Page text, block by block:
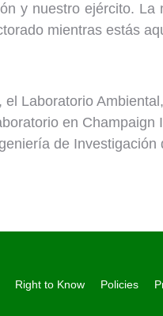
y nuestro ejército. La
mientras estás
Laboratorio Ambiental,
en Champaign
de Investigación
Right to Know Policies